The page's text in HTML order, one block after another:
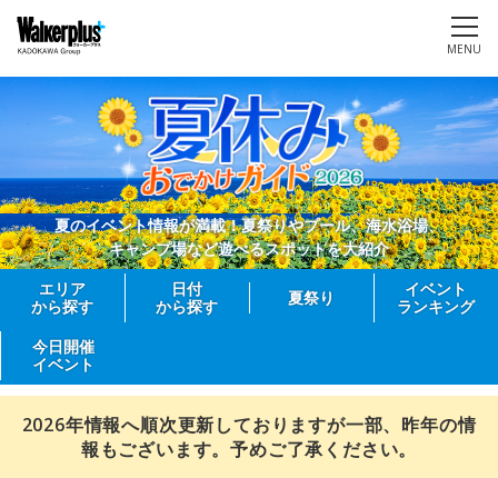
MENU
夏のイベント情報が満載！夏祭りやプール、海水浴場、
キャンプ場など遊べるスポットを大紹介
エリア
から探す
日付
から探す
夏祭り
イベント
ランキング
今日開催
イベント
2026年情報へ順次更新しておりますが一部、昨年の情
報もございます。予めご了承ください。